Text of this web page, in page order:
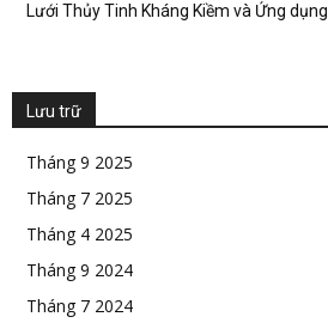
Lưới Thủy Tinh Kháng Kiềm và Ứng dụng
Lưu trữ
Tháng 9 2025
Tháng 7 2025
Tháng 4 2025
Tháng 9 2024
Tháng 7 2024